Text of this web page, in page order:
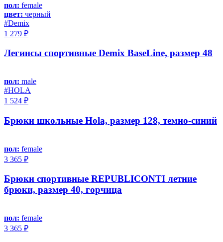
пол: female
цвет: черный
#Demix
1 279 ₽
Легинсы спортивные Demix BaseLine, размер 48
пол: male
#HOLA
1 524 ₽
Брюки школьные Hola, размер 128, темно-синий
пол: female
3 365 ₽
Брюки спортивные REPUBLICONTI летние
брюки, размер 40, горчица
пол: female
3 365 ₽